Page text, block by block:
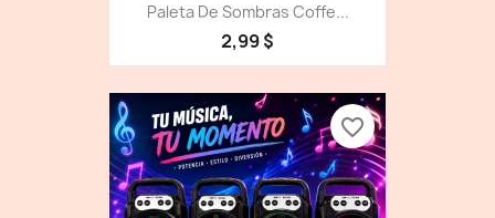
Paleta De Sombras Coffe...
2,99 $
favorite_border